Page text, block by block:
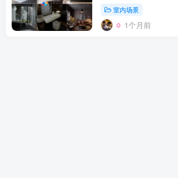
室内场景
1个月前